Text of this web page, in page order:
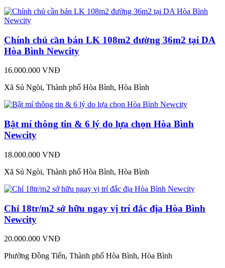
Chính chủ cần bán LK 108m2 đường 36m2 tại DA
Hòa Bình Newcity
16.000.000 VNĐ
Xã Sủ Ngòi, Thành phố Hòa Bình, Hòa Bình
Bật mí thông tin & 6 lý do lựa chọn Hòa Bình
Newcity
18.000.000 VNĐ
Xã Sủ Ngòi, Thành phố Hòa Bình, Hòa Bình
Chỉ 18tr/m2 sở hữu ngay vị trí đắc địa Hòa Bình
Newcity
20.000.000 VNĐ
Phường Đồng Tiến, Thành phố Hòa Bình, Hòa Bình